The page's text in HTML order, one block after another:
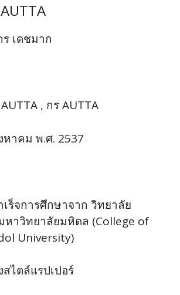
เดชมาก
, กร AUTTA
หาคม พ.ศ. 2537
ร็จการศึกษาจาก วิทยาลัย
หาวิทยาลัยมหิดล (College of
University)
ไตล์แรปเปอร์